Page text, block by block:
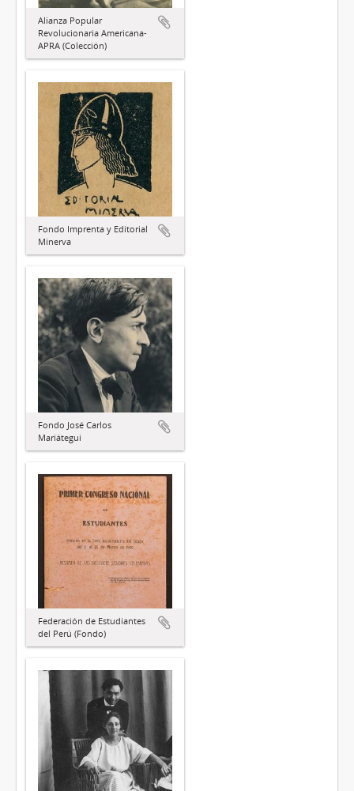
Alianza Popular
Revolucionaria Americana-
APRA (Colección)
Fondo Imprenta y Editorial
Minerva
Fondo José Carlos
Mariátegui
Federación de Estudiantes
del Perú (Fondo)